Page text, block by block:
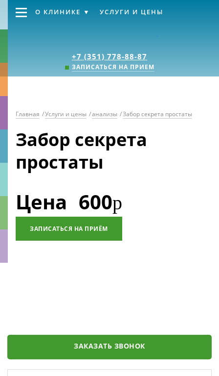
+7 (351) 778-88-87
ЗАПИСАТЬСЯ НА ПРИЕМ
О КЛИНИКЕ УСЛУГИ И ЦЕНЫ
Главная /Услуги и цены /анализы /Забор секрета простаты
Забор секрета
простаты
Цена 600р
ЗАПИСАТЬСЯ НА ПРИЁМ
ЗАКАЗАТЬ ЗВОНОК